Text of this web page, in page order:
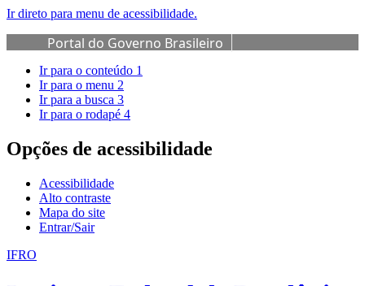
Ir direto para menu de acessibilidade.
Portal do Governo Brasileiro
Ir para o conteúdo 1
Ir para o menu 2
Ir para a busca 3
Ir para o rodapé 4
Opções de acessibilidade
Acessibilidade
Alto contraste
Mapa do site
Entrar/Sair
IFRO